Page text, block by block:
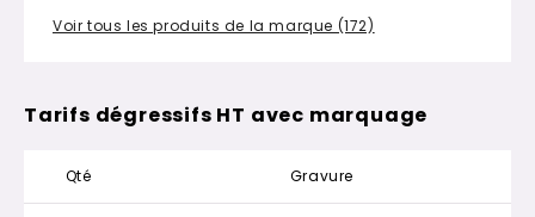
Voir tous les produits de la marque (172)
Tarifs dégressifs HT avec marquage
Qté Gravure